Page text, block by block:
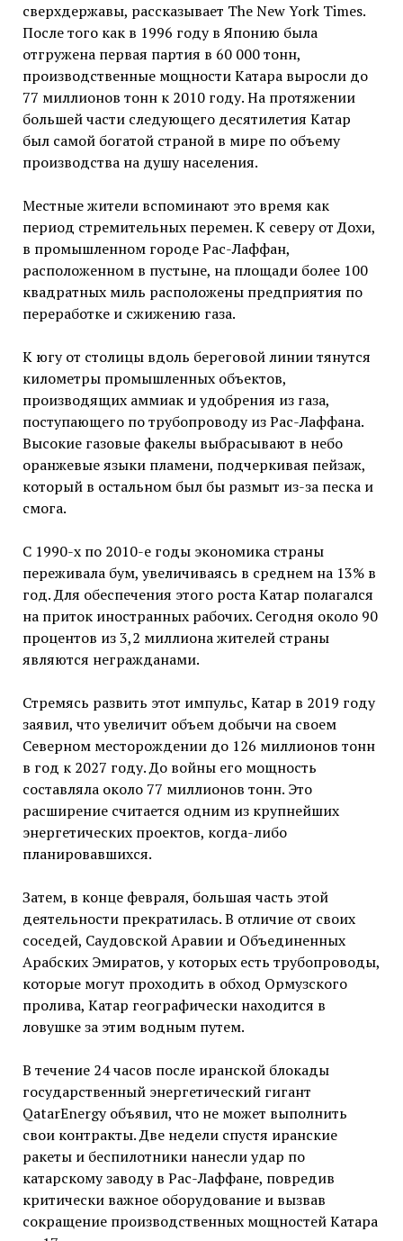
сверхдержавы, рассказывает The New York Times.
После того как в 1996 году в Японию была
отгружена первая партия в 60 000 тонн,
производственные мощности Катара выросли до
77 миллионов тонн к 2010 году. На протяжении
большей части следующего десятилетия Катар
был самой богатой страной в мире по объему
производства на душу населения.
Местные жители вспоминают это время как
период стремительных перемен. К северу от Дохи,
в промышленном городе Рас-Лаффан,
расположенном в пустыне, на площади более 100
квадратных миль расположены предприятия по
переработке и сжижению газа.
К югу от столицы вдоль береговой линии тянутся
километры промышленных объектов,
производящих аммиак и удобрения из газа,
поступающего по трубопроводу из Рас-Лаффана.
Высокие газовые факелы выбрасывают в небо
оранжевые языки пламени, подчеркивая пейзаж,
который в остальном был бы размыт из-за песка и
смога.
С 1990-х по 2010-е годы экономика страны
переживала бум, увеличиваясь в среднем на 13% в
год. Для обеспечения этого роста Катар полагался
на приток иностранных рабочих. Сегодня около 90
процентов из 3,2 миллиона жителей страны
являются негражданами.
Стремясь развить этот импульс, Катар в 2019 году
заявил, что увеличит объем добычи на своем
Северном месторождении до 126 миллионов тонн
в год к 2027 году. До войны его мощность
составляла около 77 миллионов тонн. Это
расширение считается одним из крупнейших
энергетических проектов, когда-либо
планировавшихся.
Затем, в конце февраля, большая часть этой
деятельности прекратилась. В отличие от своих
соседей, Саудовской Аравии и Объединенных
Арабских Эмиратов, у которых есть трубопроводы,
которые могут проходить в обход Ормузского
пролива, Катар географически находится в
ловушке за этим водным путем.
В течение 24 часов после иранской блокады
государственный энергетический гигант
QatarEnergy объявил, что не может выполнить
свои контракты. Две недели спустя иранские
ракеты и беспилотники нанесли удар по
катарскому заводу в Рас-Лаффане, повредив
критически важное оборудование и вызвав
сокращение производственных мощностей Катара